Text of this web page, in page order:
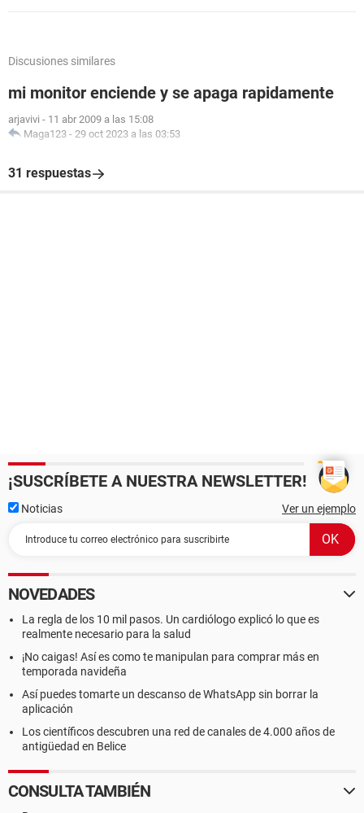
Discusiones similares
mi monitor enciende y se apaga rapidamente
arjavivi - 11 abr 2009 a las 15:08
Maga123 - 29 oct 2023 a las 03:53
31 respuestas
¡SUSCRÍBETE A NUESTRA NEWSLETTER!
Noticias Ver un ejemplo
NOVEDADES
La regla de los 10 mil pasos. Un cardiólogo explicó lo que es
realmente necesario para la salud
¡No caigas! Así es como te manipulan para comprar más en
temporada navideña
Así puedes tomarte un descanso de WhatsApp sin borrar la
aplicación
Los científicos descubren una red de canales de 4.000 años de
antigüedad en Belice
CONSULTA TAMBIÉN